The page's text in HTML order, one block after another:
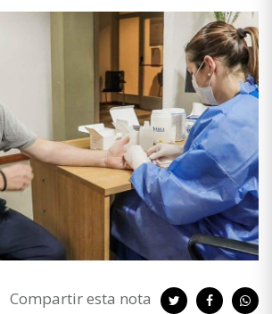
Compartir esta nota